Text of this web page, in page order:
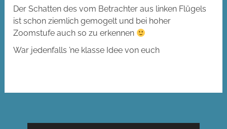
Der Schatten des vom Betrachter aus linken Flügels
ist schon ziemlich gemogelt und bei hoher
Zoomstufe auch so zu erkennen
War jedenfalls ’ne klasse Idee von euch